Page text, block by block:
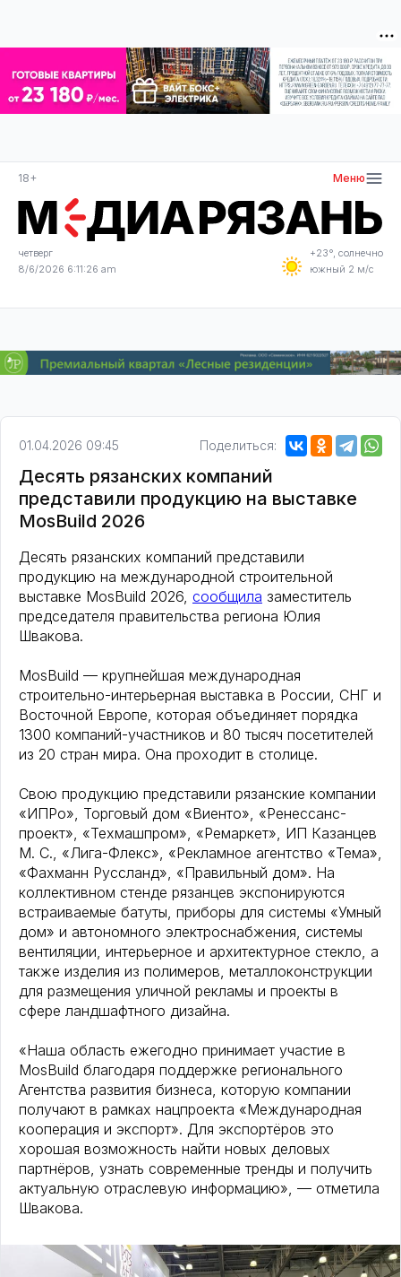
18+ Меню
четверг
8/6/2026 6:11:26 am
+23°, солнечно
южный 2 м/с
01.04.2026 09:45 Поделиться:
Десять рязанских компаний
представили продукцию на выставке
MosBuild 2026
Десять рязанских компаний представили
продукцию на международной строительной
выставке MosBuild 2026, сообщила заместитель
председателя правительства региона Юлия
Швакова.
MosBuild — крупнейшая международная
строительно-интерьерная выставка в России, СНГ и
Восточной Европе, которая объединяет порядка
1300 компаний-участников и 80 тысяч посетителей
из 20 стран мира. Она проходит в столице.
Свою продукцию представили рязанские компании
«ИПРо», Торговый дом «Виенто», «Ренессанс-
проект», «Техмашпром», «Ремаркет», ИП Казанцев
М. С., «Лига-Флекс», «Рекламное агентство «Тема»,
«Фахманн Руссланд», «Правильный дом». На
коллективном стенде рязанцев экспонируются
встраиваемые батуты, приборы для системы «Умный
дом» и автономного электроснабжения, системы
вентиляции, интерьерное и архитектурное стекло, а
также изделия из полимеров, металлоконструкции
для размещения уличной рекламы и проекты в
сфере ландшафтного дизайна.
«Наша область ежегодно принимает участие в
MosBuild благодаря поддержке регионального
Агентства развития бизнеса, которую компании
получают в рамках нацпроекта «Международная
кооперация и экспорт». Для экспортёров это
хорошая возможность найти новых деловых
партнёров, узнать современные тренды и получить
актуальную отраслевую информацию», — отметила
Швакова.